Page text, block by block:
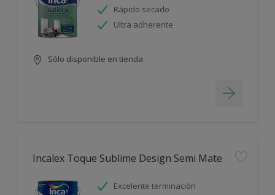
Rápido secado
Ultra adherente
Sólo disponible en tienda
Incalex Toque Sublime Design Semi Mate
Excelente terminación